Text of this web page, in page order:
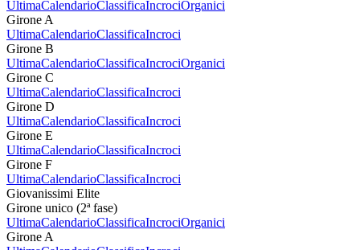
UltimaCalendarioClassificaIncrociOrganici
Girone A
UltimaCalendarioClassificaIncroci
Girone B
UltimaCalendarioClassificaIncrociOrganici
Girone C
UltimaCalendarioClassificaIncroci
Girone D
UltimaCalendarioClassificaIncroci
Girone E
UltimaCalendarioClassificaIncroci
Girone F
UltimaCalendarioClassificaIncroci
Giovanissimi Elite
Girone unico (2ª fase)
UltimaCalendarioClassificaIncrociOrganici
Girone A